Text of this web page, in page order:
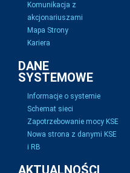
Komunikacja z
akcjonariuszami
Mapa Strony
Kariera
DANE
SYSTEMOWE
Informacje o systemie
Schemat sieci
Zapotrzebowanie mocy KSE
Nowa strona z danymi KSE
i RB
AKTUALNOŚCI